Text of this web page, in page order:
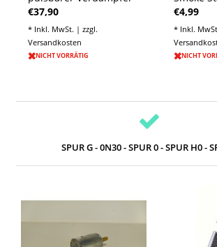
€37,90
* Inkl. MwSt. | zzgl.
Versandkosten
NICHT VORRÄTIG
€4,99
* Inkl.
NICHT
SPUR G - 0N30 - SPUR 0 - SPUR H0 -